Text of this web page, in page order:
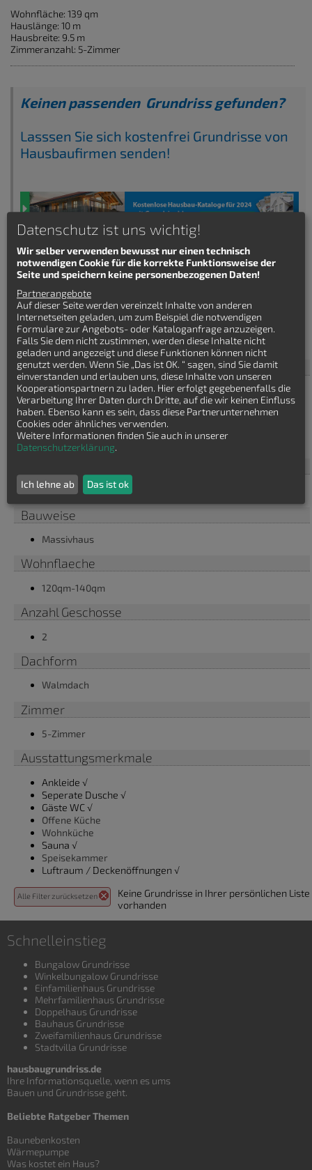
Wohnfläche: 139 qm
Hauslänge: 10 m
Hausbreite: 9.5 m
Zimmeranzahl: 5-Zimmer
Keinen passenden Grundriss gefunden?
Lasssen Sie sich kostenfrei Grundrisse von
Hausbaufirmen senden!
Häuser finden
Villa
Haustyp
Bauhaus
Bungalow
Einfamilienhaus
Stadtvilla
Winkelbungalow
Villa
Bauweise
Massivhaus
Wohnflaeche
120qm-140qm
Anzahl Geschosse
2
Dachform
Walmdach
Zimmer
5-Zimmer
Ausstattungsmerkmale
Ankleide √
Seperate Dusche √
Gäste WC √
Offene Küche
Wohnküche
Sauna √
Speisekammer
Luftraum / Deckenöffnungen √
Alle Filter zurücksetzen
Keine Grundrisse in Ihrer persönlichen Liste
vorhanden
Schnelleinstieg
Bungalow Grundrisse
Winkelbungalow Grundrisse
Einfamilienhaus Grundrisse
Mehrfamilienhaus Grundrisse
Doppelhaus Grundrisse
Bauhaus Grundrisse
Zweifamilienhaus Grundrisse
Stadtvilla Grundrisse
hausbaugrundriss.de
Ihre Informationsquelle, wenn es ums
Bauen und Grundrisse geht.
Beliebte Ratgeber Themen
Baunebenkosten
Wärmepumpe
Was kostet ein Haus?
Datenschutz ist uns wichtig!
Wir selber verwenden bewusst nur einen technisch
notwendigen Cookie für die korrekte Funktionsweise der
Seite und speichern keine personenbezogenen Daten!
Partnerangebote
Auf dieser Seite werden vereinzelt Inhalte von anderen
Internetseiten geladen, um zum Beispiel die notwendigen
Formulare zur Angebots- oder Kataloganfrage anzuzeigen.
Falls Sie dem nicht zustimmen, werden diese Inhalte nicht
geladen und angezeigt und diese Funktionen können nicht
genutzt werden. Wenn Sie „Das ist OK. “ sagen, sind Sie damit
einverstanden und erlauben uns, diese Inhalte von unseren
Kooperationspartnern zu laden. Hier erfolgt gegebenenfalls die
Verarbeitung Ihrer Daten durch Dritte, auf die wir keinen Einfluss
haben. Ebenso kann es sein, dass diese Partnerunternehmen
Cookies oder ähnliches verwenden.
Weitere Informationen finden Sie auch in unserer
Datenschutzerklärung.
Ich lehne ab Das ist ok